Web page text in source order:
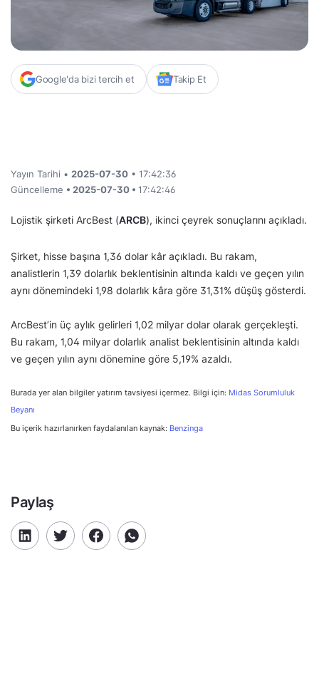
Google'da bizi tercih et Takip Et
Yayın Tarihi • 2025-07-30 • 17:42:36
Güncelleme • 2025-07-30 • 17:42:46
Lojistik şirketi ArcBest (ARCB), ikinci çeyrek sonuçlarını açıkladı.
Şirket, hisse başına 1,36 dolar kâr açıkladı. Bu rakam,
analistlerin 1,39 dolarlık beklentisinin altında kaldı ve geçen yılın
aynı dönemindeki 1,98 dolarlık kâra göre 31,31% düşüş gösterdi.
ArcBest’in üç aylık gelirleri 1,02 milyar dolar olarak gerçekleşti.
Bu rakam, 1,04 milyar dolarlık analist beklentisinin altında kaldı
ve geçen yılın aynı dönemine göre 5,19% azaldı.
Burada yer alan bilgiler yatırım tavsiyesi içermez. Bilgi için: Midas Sorumluluk
Beyanı
Bu içerik hazırlanırken faydalanılan kaynak: Benzinga
Paylaş